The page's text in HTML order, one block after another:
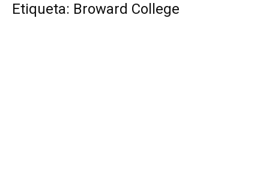
Etiqueta: Broward College